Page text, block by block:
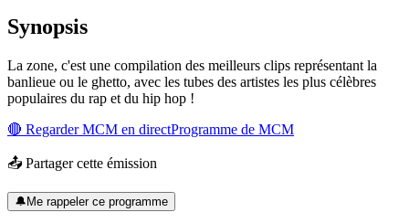
Synopsis
La zone, c'est une compilation des meilleurs clips représentant la
banlieue ou le ghetto, avec les tubes des artistes les plus célèbres
populaires du rap et du hip hop !
🔴 RegarderMCM en directProgramme de MCM
📤 Partager cette émission
🔔Me rappeler ce programme